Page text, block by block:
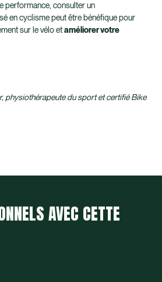
performance, consulter un
en cyclisme peut être bénéfique pour
sur le vélo et améliorer votre
physiothérapeute du sport et certifié Bike
AVEC CETTE